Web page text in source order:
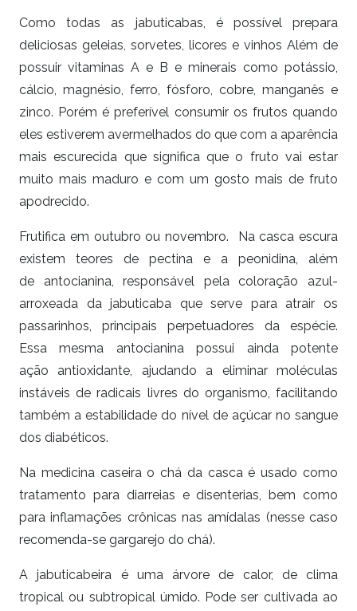
Como todas as jabuticabas, é possível prepara
deliciosas geleias, sorvetes, licores e vinhos Além de
possuir vitaminas A e B e minerais como potássio,
cálcio, magnésio, ferro, fósforo, cobre, manganês e
zinco. Porém é preferível consumir os frutos quando
eles estiverem avermelhados do que com a aparência
mais escurecida que significa que o fruto vai estar
muito mais maduro e com um gosto mais de fruto
apodrecido.
Frutifica em outubro ou novembro. Na casca escura
existem teores de pectina e a peonidina, além
de antocianina, responsável pela coloração azul-
arroxeada da jabuticaba que serve para atrair os
passarinhos, principais perpetuadores da espécie.
Essa mesma antocianina possui ainda potente
ação antioxidante, ajudando a eliminar moléculas
instáveis de radicais livres do organismo, facilitando
também a estabilidade do nível de açúcar no sangue
dos diabéticos.
Na medicina caseira o chá da casca é usado como
tratamento para diarreias e disenterias, bem como
para inflamações crônicas nas amídalas (nesse caso
recomenda-se gargarejo do chá).
A jabuticabeira é uma árvore de calor, de clima
tropical ou subtropical úmido. Pode ser cultivada ao